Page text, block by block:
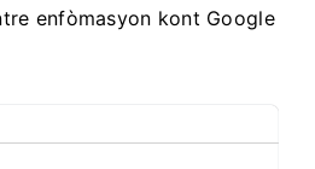
enfòmasyon kont Google